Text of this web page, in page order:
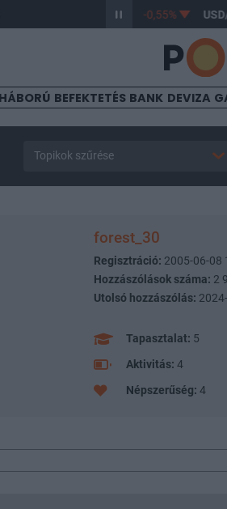
363,41 -0,55% USD/
HÁBORÚ BEFEKTETÉS BANK DEVIZA
Topikok szűrése
forest_30
Regisztráció: 2005-06-08
Hozzászólások száma: 2
Utolsó hozzászólás:
Tapasztalat: 5
Aktivitás: 4
Népszerűség: 4